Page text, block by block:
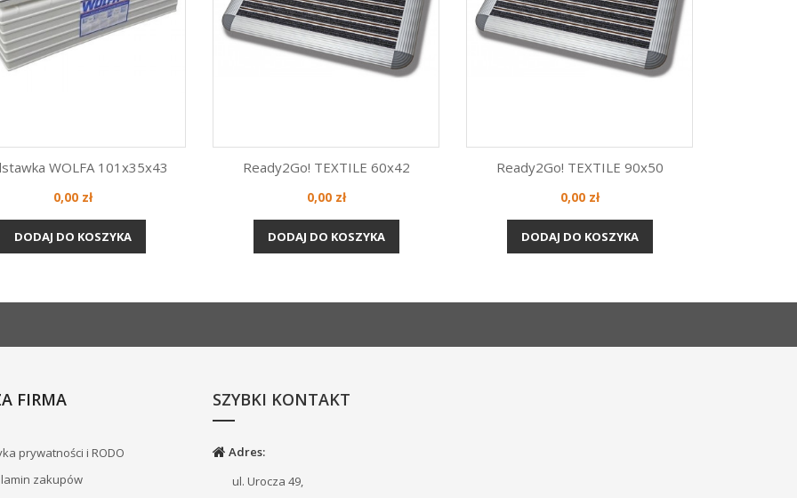
Szybki podgląd
WOLFA 101x35x43
Cena
0,00 zł
DODAJ DO KOSZYKA
Szybki podgląd
Ready2Go! TEXTILE 60x42
Cena
0,00 zł
DODAJ DO KOSZYKA
Szybki podgląd
Ready2Go! TEXTILE 90x50
Cena
0,00 zł
DODAJ DO KOSZYKA
FIRMA
prywatności i RODO
zakupów
SZYBKI KONTAKT
Adres:
ul. Urocza 49,